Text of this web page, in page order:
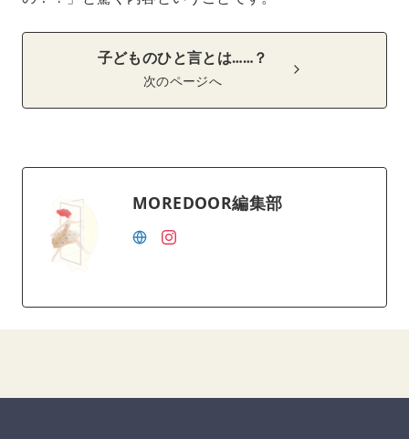
子どものひと言とは……？
次のページへ
MOREDOOR編集部